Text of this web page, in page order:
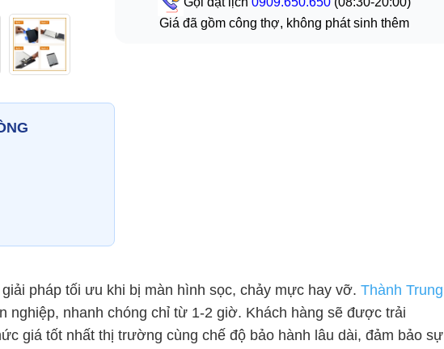
Giá đã gồm công thợ, không phát sinh thêm
giải pháp tối ưu khi bị màn hình sọc, chảy mực hay vỡ. Thành Trung
nghiệp, nhanh chóng chỉ từ 1-2 giờ. Khách hàng sẽ được trải
giá tốt nhất thị trường cùng chế độ bảo hành lâu dài, đảm bảo sự